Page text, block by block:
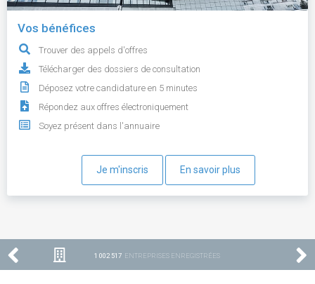
Vos bénéfices
Trouver des appels d'offres
Télécharger des dossiers de consultation
Déposez votre candidature en 5 minutes
Répondez aux offres électroniquement
Soyez présent dans l'annuaire
Je m'inscris En savoir plus
1 002 517 ENTREPRISES ENREGISTRÉES